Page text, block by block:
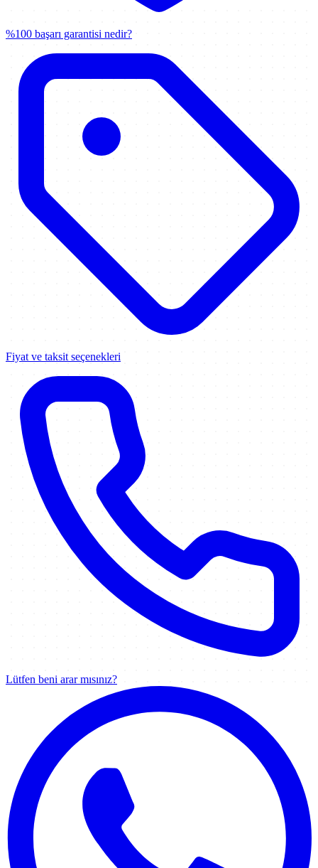
%100 başarı garantisi nedir?
Fiyat ve taksit seçenekleri
Lütfen beni arar mısınız?